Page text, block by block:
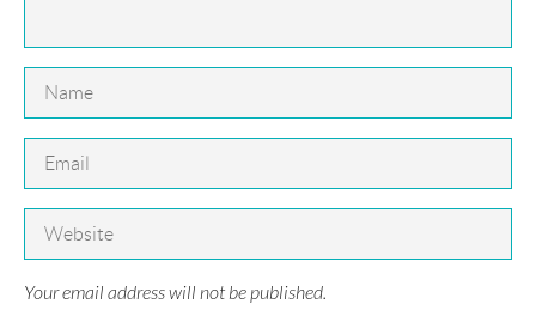
Your email address will not be published.